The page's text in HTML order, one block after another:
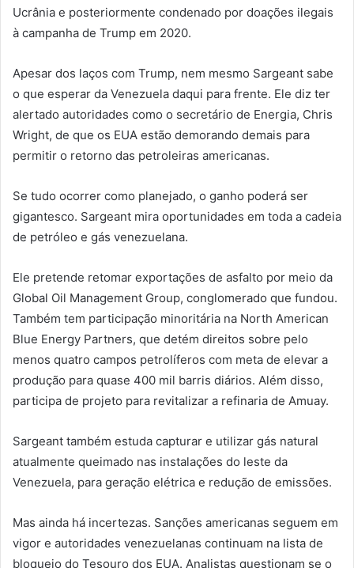
Ucrânia e posteriormente condenado por doações ilegais
à campanha de Trump em 2020.
Apesar dos laços com Trump, nem mesmo Sargeant sabe
o que esperar da Venezuela daqui para frente. Ele diz ter
alertado autoridades como o secretário de Energia, Chris
Wright, de que os EUA estão demorando demais para
permitir o retorno das petroleiras americanas.
Se tudo ocorrer como planejado, o ganho poderá ser
gigantesco. Sargeant mira oportunidades em toda a cadeia
de petróleo e gás venezuelana.
Ele pretende retomar exportações de asfalto por meio da
Global Oil Management Group, conglomerado que fundou.
Também tem participação minoritária na North American
Blue Energy Partners, que detém direitos sobre pelo
menos quatro campos petrolíferos com meta de elevar a
produção para quase 400 mil barris diários. Além disso,
participa de projeto para revitalizar a refinaria de Amuay.
Sargeant também estuda capturar e utilizar gás natural
atualmente queimado nas instalações do leste da
Venezuela, para geração elétrica e redução de emissões.
Mas ainda há incertezas. Sanções americanas seguem em
vigor e autoridades venezuelanas continuam na lista de
bloqueio do Tesouro dos EUA. Analistas questionam se o